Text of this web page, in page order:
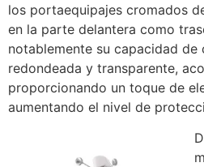
los portaequipajes cromados
en la parte delantera como
notablemente su capacidad de
redondeada y transparente,
proporcionando un toque de
aumentando el nivel de